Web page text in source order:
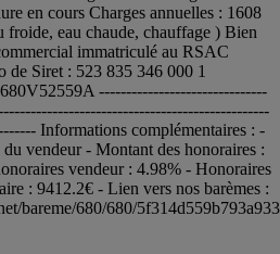
en cours Charges annuelles : 1608
froide, eau chaude, chauffage ) Bien
immatriculé au RSAC
de Siret : 523 835 346 000 1
680V52559A -------------------------------
Informations complémentaires : -
vendeur - Montant des honoraires :
vendeur : 4.98% - Honoraires
: 9412.2€ - Lien vers nos barèmes :
bareme/680/680/